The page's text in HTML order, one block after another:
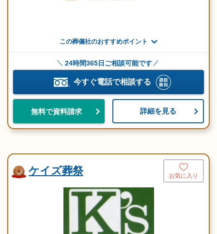
この葬儀社のおすすめポイント
24時間365日ご相談可能です
今すぐ電話で相談する
無料で資料請求 詳細を見る
ケイズ葬祭 お気に入り